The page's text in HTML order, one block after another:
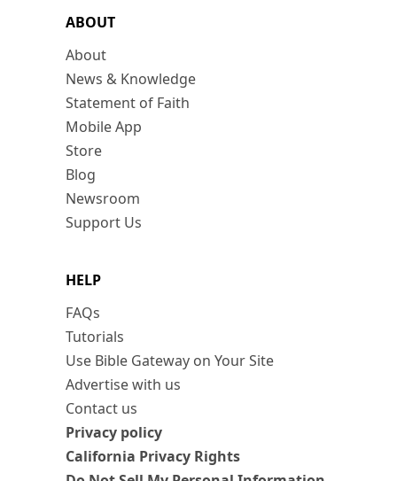
ABOUT
About
News & Knowledge
Statement of Faith
Mobile App
Store
Blog
Newsroom
Support Us
HELP
FAQs
Tutorials
Use Bible Gateway on Your Site
Advertise with us
Contact us
Privacy policy
California Privacy Rights